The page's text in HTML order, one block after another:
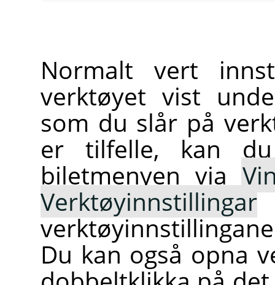
Normalt vert
verktøyet vist
som du slår på
er tilfelle, kan
biletmenyen via
Verktøyinnstillingar
Du kan også opna